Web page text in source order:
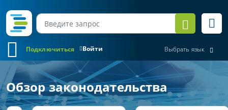
Войти
Подключиться Выбрать язык
Обзор законодательства